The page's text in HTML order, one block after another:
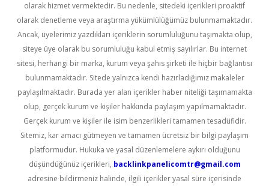
olarak hizmet vermektedir. Bu nedenle, sitedeki içerikleri proaktif
olarak denetleme veya araştırma yükümlülüğümüz bulunmamaktadır.
Ancak, üyelerimiz yazdıkları içeriklerin sorumluluğunu taşımakta olup,
siteye üye olarak bu sorumluluğu kabul etmiş sayılırlar. Bu internet
sitesi, herhangi bir marka, kurum veya şahıs şirketi ile hiçbir bağlantısı
bulunmamaktadır. Sitede yalnızca kendi hazırladığımız makaleler
paylaşılmaktadır. Burada yer alan içerikler haber niteliği taşımamakta
olup, gerçek kurum ve kişiler hakkında paylaşım yapılmamaktadır.
Gerçek kurum ve kişiler ile isim benzerlikleri tamamen tesadüfidir.
Sitemiz, kar amacı gütmeyen ve tamamen ücretsiz bir bilgi paylaşım
platformudur. Hukuka ve yasal düzenlemelere aykırı olduğunu
düşündüğünüz içerikleri, backlinkpanelicomtr@gmail.com
adresine bildirmeniz halinde, ilgili içerikler yasal süre içerisinde